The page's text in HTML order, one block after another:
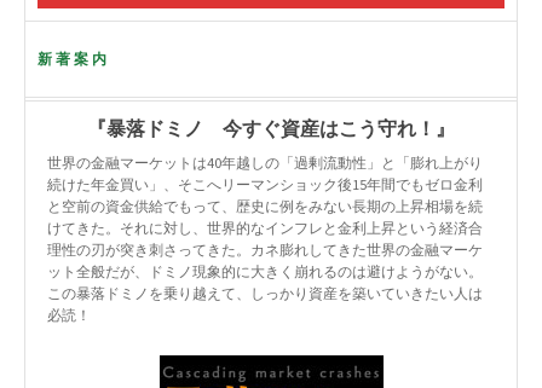
新著案内
『暴落ドミノ 今すぐ資産はこう守れ！』
世界の金融マーケットは40年越しの「過剰流動性」と「膨れ上がり
続けた年金買い」、そこへリーマンショック後15年間でもゼロ金利
と空前の資金供給でもって、歴史に例をみない長期の上昇相場を続
けてきた。それに対し、世界的なインフレと金利上昇という経済合
理性の刃が突き刺さってきた。カネ膨れしてきた世界の金融マーケ
ット全般だが、ドミノ現象的に大きく崩れるのは避けようがない。
この暴落ドミノを乗り越えて、しっかり資産を築いていきたい人は
必読！